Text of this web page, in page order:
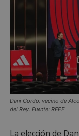
Dani Gordo, vecino de
del Rey. Fuente: RFEF
La elección de